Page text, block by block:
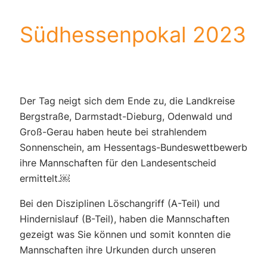
Südhessenpokal 2023
Der Tag neigt sich dem Ende zu, die Landkreise
Bergstraße, Darmstadt-Dieburg, Odenwald und
Groß-Gerau haben heute bei strahlendem
Sonnenschein, am Hessentags-Bundeswettbewerb
ihre Mannschaften für den Landesentscheid
ermittelt.￼
Bei den Disziplinen Löschangriff (A-Teil) und
Hindernislauf (B-Teil), haben die Mannschaften
gezeigt was Sie können und somit konnten die
Mannschaften ihre Urkunden durch unseren